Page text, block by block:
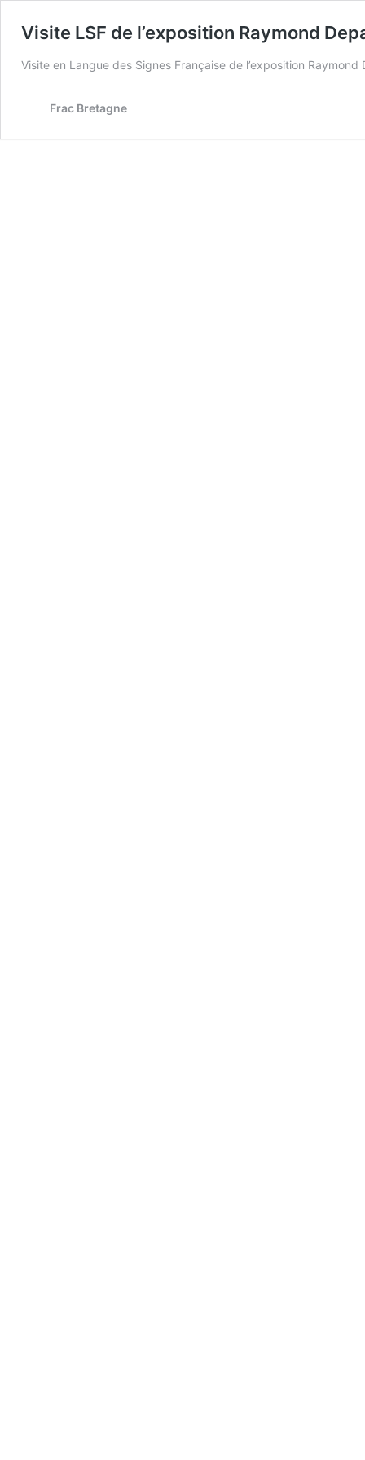
Visite LSF de l’exposition Raymond
Visite en Langue des Signes Française de l’exposition
Frac Bretagne